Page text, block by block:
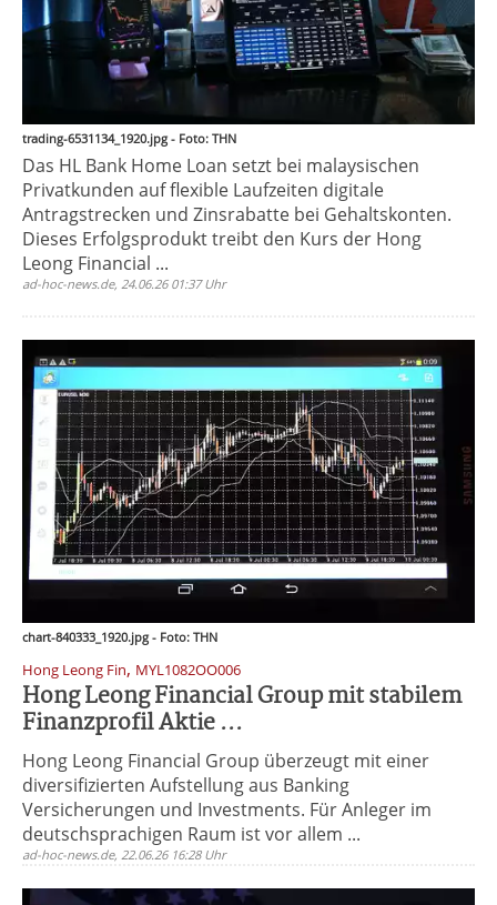
trading-6531134_1920.jpg - Foto: THN
Das HL Bank Home Loan setzt bei malaysischen
Privatkunden auf flexible Laufzeiten digitale
Antragstrecken und Zinsrabatte bei Gehaltskonten.
Dieses Erfolgsprodukt treibt den Kurs der Hong
Leong Financial ...
ad-hoc-news.de, 24.06.26 01:37 Uhr
chart-840333_1920.jpg - Foto: THN
Hong Leong Fin, MYL1082OO006
Hong Leong Financial Group mit stabilem
Finanzprofil Aktie ...
Hong Leong Financial Group überzeugt mit einer
diversifizierten Aufstellung aus Banking
Versicherungen und Investments. Für Anleger im
deutschsprachigen Raum ist vor allem ...
ad-hoc-news.de, 22.06.26 16:28 Uhr